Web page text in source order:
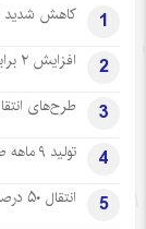
1 کاهش شدید
2 افزایش ۲ برابری ثبت نام مشترکان گاز تهرانی‌ در سامانه اصلاح موتور
3 طرح‌های
4 تولید ۹ ماهه صنعت پتروشیمی با ۷ درصد رشد به ۵۳ میلیون تن رسید
5 انتقال ۵۰ درصدی بنزین کشور از منطقه خلیج فارس